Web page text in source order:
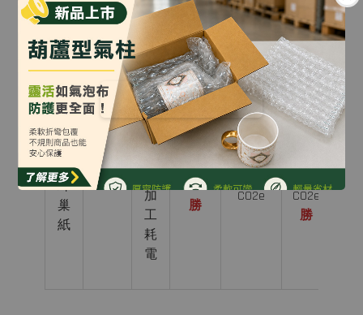
蜂
巢
紙
碳
膨
切
機
蜂
巢
紙
180 g
回
收
紙
箱
加
工
耗
電
0.005
kg
CO2e
勝
+0.0007
CO2e
約
CO2e
勝
總
碳
排